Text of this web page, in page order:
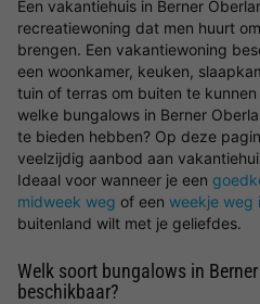
Een vakantiehuis in Berner
recreatiewoning dat men huurt
brengen. Een vakantiewoning
een woonkamer, keuken,
tuin of terras om buiten te
welke bungalows in Berner
te bieden hebben? Op deze
veelzijdig aanbod aan
Ideaal voor wanneer je een
midweek weg of een weekje weg
buitenland wilt met je geliefdes.
Welk soort bungalows in
beschikbaar?